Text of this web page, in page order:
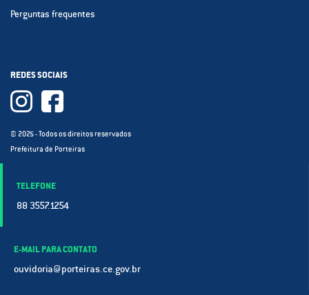
Perguntas frequentes
REDES SOCIAIS
© 2025 - Todos os direitos reservados
Prefeitura de Porteiras
TELEFONE
88 3557.1254
E-MAIL PARA CONTATO
ouvidoria@porteiras.ce.gov.br